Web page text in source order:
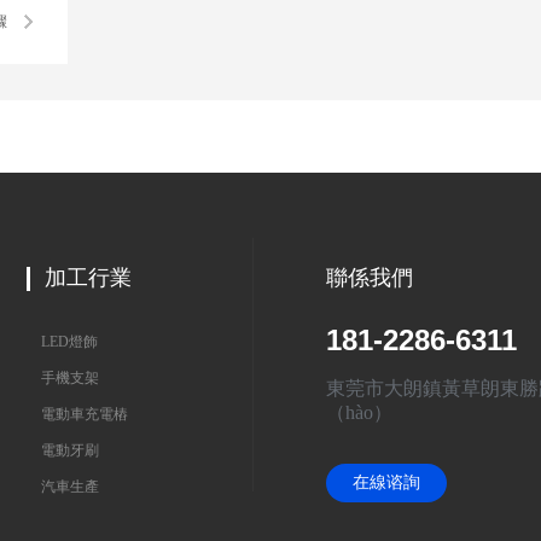
加工行業
LED燈飾
手機支架
電動車充電樁
電動牙刷
汽車生產
聯係我們
181-2286-6311
東莞市大朗鎮黃草朗東
（hào）
在線谘詢